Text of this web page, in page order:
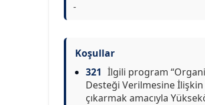
-
Koşullar
321 İlgili program
Desteği Verilmesine
çıkarmak amacıyla